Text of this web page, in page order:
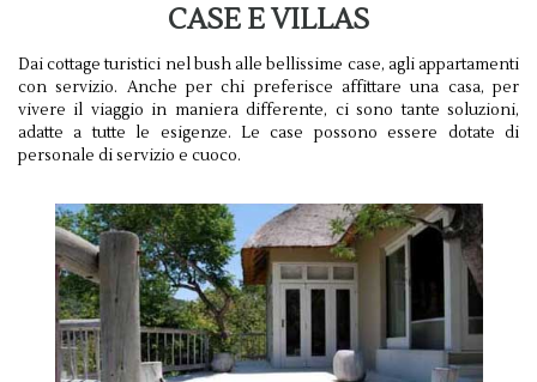
CASE E VILLAS
Dai cottage turistici nel bush alle bellissime case, agli appartamenti
con servizio. Anche per chi preferisce affittare una casa, per
vivere il viaggio in maniera differente, ci sono tante soluzioni,
adatte a tutte le esigenze. Le case possono essere dotate di
personale di servizio e cuoco.